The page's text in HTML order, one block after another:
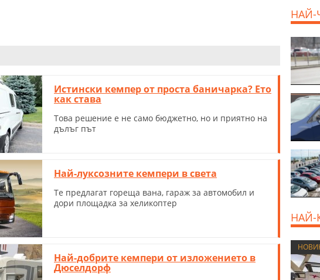
Истински кемпер от проста баничарка? Ето
как става
Това решение е не само бюджетно, но и приятно на
дълъг път
Най-луксозните кемпери в света
Те предлагат гореща вана, гараж за автомобил и
дори площадка за хеликоптер
Най-добрите кемпери от изложението в
Дюселдорф
НАЙ-
НАЙ-